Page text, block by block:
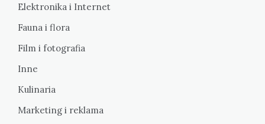
Elektronika i Internet
Fauna i flora
Film i fotografia
Inne
Kulinaria
Marketing i reklama